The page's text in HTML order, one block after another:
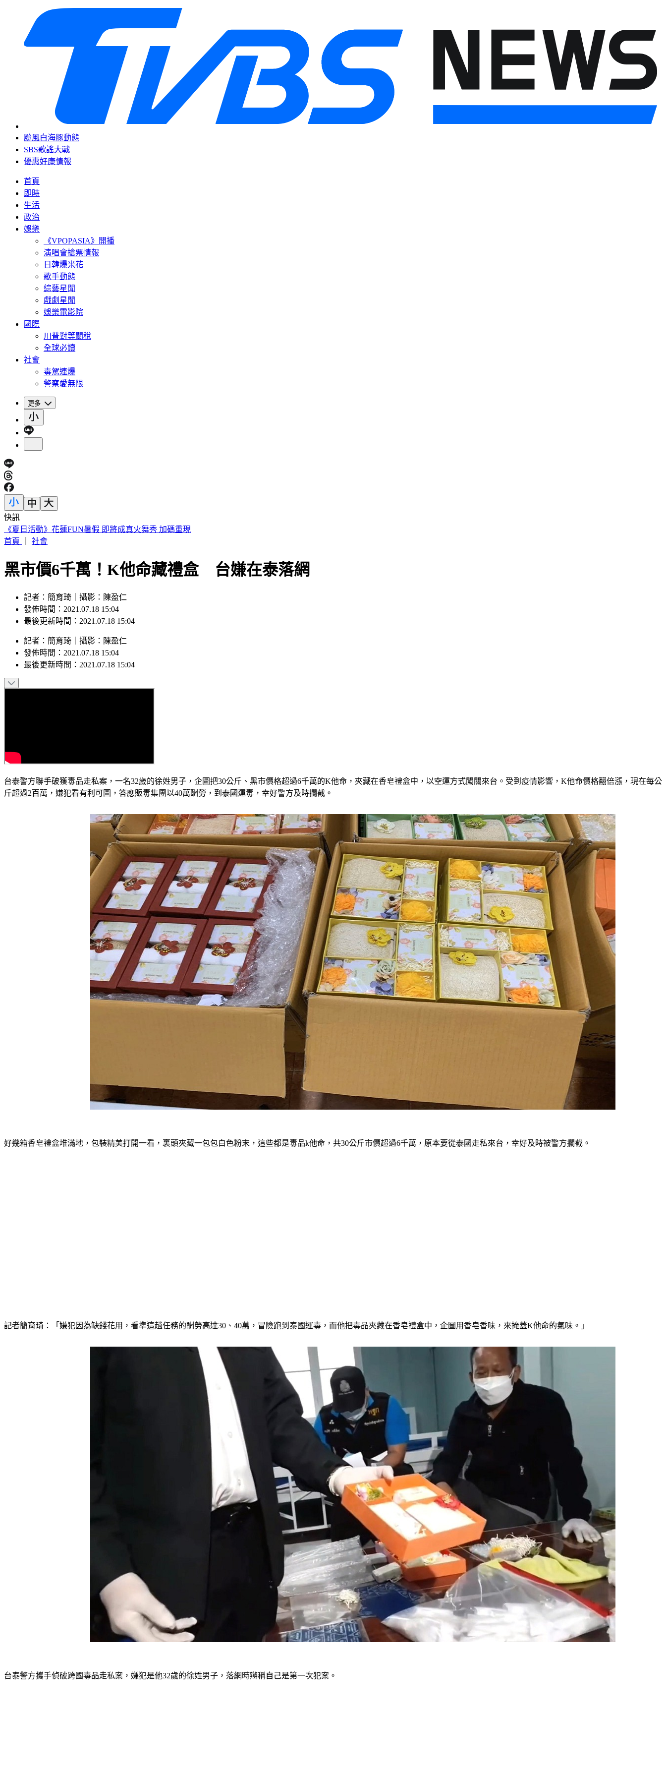
颱風白海豚動態
SBS歌謠大戰
優惠好康情報
首頁
即時
生活
政治
娛樂
《VPOPASIA》開播
演唱會搶票情報
日韓爆米花
歌手動態
綜藝星聞
戲劇星聞
娛樂電影院
國際
川普對等關稅
全球必讀
社會
毒駕連爆
警察愛無限
更多
快訊
《夏日活動》花蓮FUN暑假 即將成真火舞秀 加碼重現
首頁
社會
黑市價6千萬！K他命藏禮盒 台嫌在泰落網
記者：簡育琦｜攝影：陳盈仁
發佈時間：2021.07.18 15:04
最後更新時間：2021.07.18 15:04
記者 ： 簡育琦 攝影 ： 陳盈仁
發佈時間： 2021.07.18 15:04
最後更新時間： 2021.07.18 15:04
台泰警方聯手破獲毒品走私案，一名32歲的徐姓男子，企圖把30公斤、黑市價格超過6千萬的K他命，夾藏在香皂禮盒中，以空運方式闖關來台。受到疫情影響，K他命價格翻倍漲，現在每公
斤超過2百萬，嫌犯看有利可圖，答應販毒集團以40萬酬勞，到泰國運毒，幸好警方及時攔截。
好幾箱香皂禮盒堆滿地，包裝精美打開一看，裏頭夾藏一包包白色粉末，這些都是毒品k他命，共30公斤市價超過6千萬，原本要從泰國走私來台，幸好及時被警方攔截。
記者簡育琦：「嫌犯因為缺錢花用，看準這趟任務的酬勞高達30、40萬，冒險跑到泰國運毒，而他把毒品夾藏在香皂禮盒中，企圖用香皂香味，來掩蓋K他命的氣味。」
台泰警方攜手偵破跨國毒品走私案，嫌犯是他32歲的徐姓男子，落網時辯稱自己是第一次犯案。